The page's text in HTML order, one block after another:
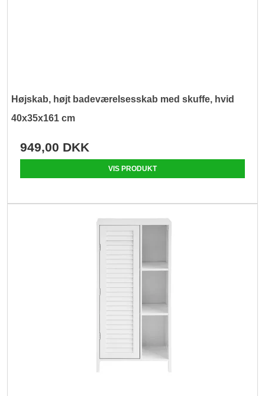
Højskab, højt badeværelsesskab med skuffe, hvid
40x35x161 cm
949,00 DKK
VIS PRODUKT